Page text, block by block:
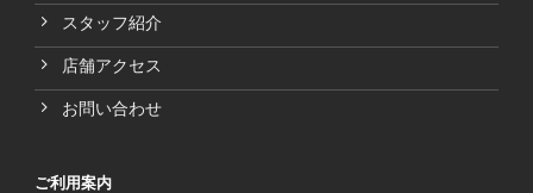
スタッフ紹介
店舗アクセス
お問い合わせ
ご利用案内